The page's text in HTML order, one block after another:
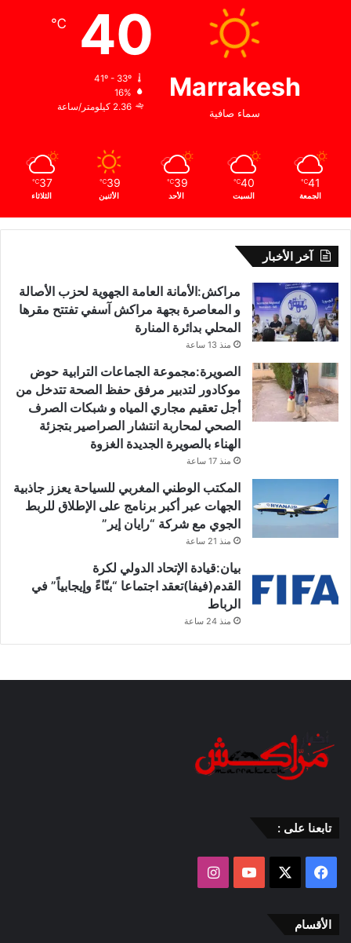
Marrakesh
سماء صافية
40
℃
41º - 33º
16%
2.36 كيلومتر/ساعة
41
℃
الجمعة
40
℃
السبت
39
℃
الأحد
39
℃
الأثنين
37
℃
الثلاثاء
آخر الأخبار
مراكش:الأمانة العامة الجهوية لحزب الأصالة
و المعاصرة بجهة مراكش آسفي تفتتح مقرها
المحلي بدائرة المنارة
منذ 13 ساعة
الصويرة:مجموعة الجماعات الترابية حوض
موكادور لتدبير مرفق حفظ الصحة تتدخل من
أجل تعقيم مجاري المياه و شبكات الصرف
الصحي لمحاربة انتشار الصراصير بتجزئة
الهناء بالصويرة الجديدة الغزوة
منذ 17 ساعة
المكتب الوطني المغربي للسياحة يعزز جاذبية
الجهات عبر أكبر برنامج على الإطلاق للربط
الجوي مع شركة “رايان إير”
منذ 21 ساعة
بيان:قيادة الإتحاد الدولي لكرة
القدم(فيفا)تعقد اجتماعا “بنّاءً وإيجابياً” في
الرباط
منذ 24 ساعة
تابعنا على :
فيسبوك ‫YouTube
الأقسام